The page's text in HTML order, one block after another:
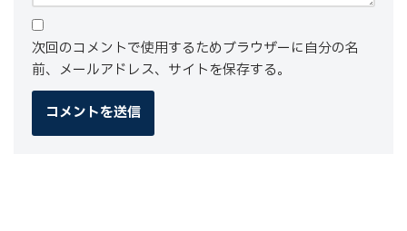
次回のコメントで使用するためブラウザーに自分の名
前、メールアドレス、サイトを保存する。